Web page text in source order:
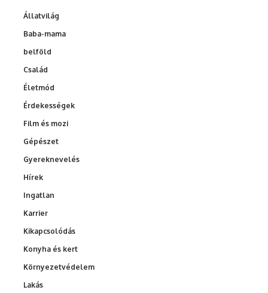
Állatvilág
Baba-mama
belföld
Család
Életmód
Érdekességek
Film és mozi
Gépészet
Gyereknevelés
Hírek
Ingatlan
Karrier
Kikapcsolódás
Konyha és kert
Környezetvédelem
Lakás